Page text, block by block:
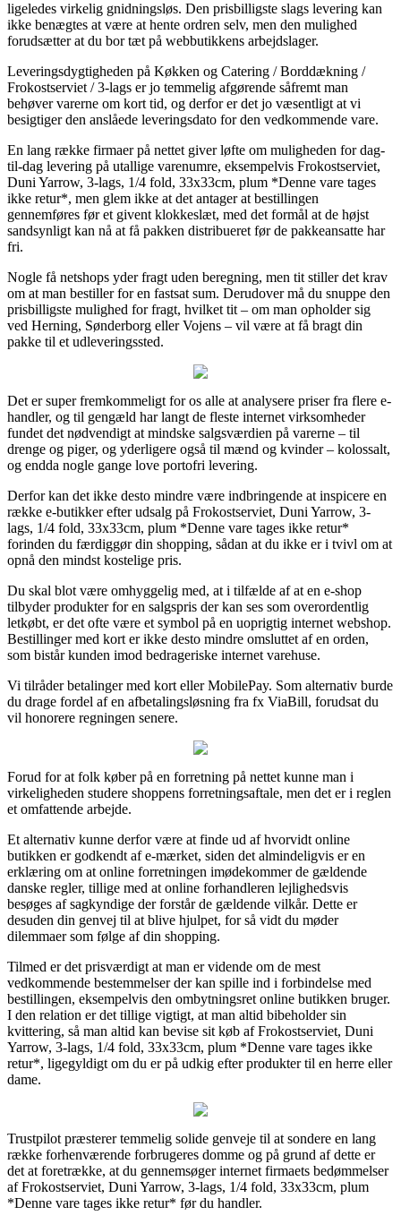
ligeledes virkelig gnidningsløs. Den prisbilligste slags levering kan
ikke benægtes at være at hente ordren selv, men den mulighed
forudsætter at du bor tæt på webbutikkens arbejdslager.
Leveringsdygtigheden på Køkken og Catering / Borddækning /
Frokostserviet / 3-lags er jo temmelig afgørende såfremt man
behøver varerne om kort tid, og derfor er det jo væsentligt at vi
besigtiger den anslåede leveringsdato for den vedkommende vare.
En lang række firmaer på nettet giver løfte om muligheden for dag-
til-dag levering på utallige varenumre, eksempelvis Frokostserviet,
Duni Yarrow, 3-lags, 1/4 fold, 33x33cm, plum *Denne vare tages
ikke retur*, men glem ikke at det antager at bestillingen
gennemføres før et givent klokkeslæt, med det formål at de højst
sandsynligt kan nå at få pakken distribueret før de pakkeansatte har
fri.
Nogle få netshops yder fragt uden beregning, men tit stiller det krav
om at man bestiller for en fastsat sum. Derudover må du snuppe den
prisbilligste mulighed for fragt, hvilket tit – om man opholder sig
ved Herning, Sønderborg eller Vojens – vil være at få bragt din
pakke til et udleveringssted.
Det er super fremkommeligt for os alle at analysere priser fra flere e-
handler, og til gengæld har langt de fleste internet virksomheder
fundet det nødvendigt at mindske salgsværdien på varerne – til
drenge og piger, og yderligere også til mænd og kvinder – kolossalt,
og endda nogle gange love portofri levering.
Derfor kan det ikke desto mindre være indbringende at inspicere en
række e-butikker efter udsalg på Frokostserviet, Duni Yarrow, 3-
lags, 1/4 fold, 33x33cm, plum *Denne vare tages ikke retur*
forinden du færdiggør din shopping, sådan at du ikke er i tvivl om at
opnå den mindst kostelige pris.
Du skal blot være omhyggelig med, at i tilfælde af at en e-shop
tilbyder produkter for en salgspris der kan ses som overordentlig
letkøbt, er det ofte være et symbol på en uoprigtig internet webshop.
Bestillinger med kort er ikke desto mindre omsluttet af en orden,
som bistår kunden imod bedrageriske internet varehuse.
Vi tilråder betalinger med kort eller MobilePay. Som alternativ burde
du drage fordel af en afbetalingsløsning fra fx ViaBill, forudsat du
vil honorere regningen senere.
Forud for at folk køber på en forretning på nettet kunne man i
virkeligheden studere shoppens forretningsaftale, men det er i reglen
et omfattende arbejde.
Et alternativ kunne derfor være at finde ud af hvorvidt online
butikken er godkendt af e-mærket, siden det almindeligvis er en
erklæring om at online forretningen imødekommer de gældende
danske regler, tillige med at online forhandleren lejlighedsvis
besøges af sagkyndige der forstår de gældende vilkår. Dette er
desuden din genvej til at blive hjulpet, for så vidt du møder
dilemmaer som følge af din shopping.
Tilmed er det prisværdigt at man er vidende om de mest
vedkommende bestemmelser der kan spille ind i forbindelse med
bestillingen, eksempelvis den ombytningsret online butikken bruger.
I den relation er det tillige vigtigt, at man altid bibeholder sin
kvittering, så man altid kan bevise sit køb af Frokostserviet, Duni
Yarrow, 3-lags, 1/4 fold, 33x33cm, plum *Denne vare tages ikke
retur*, ligegyldigt om du er på udkig efter produkter til en herre eller
dame.
Trustpilot præsterer temmelig solide genveje til at sondere en lang
række forhenværende forbrugeres domme og på grund af dette er
det at foretrække, at du gennemsøger internet firmaets bedømmelser
af Frokostserviet, Duni Yarrow, 3-lags, 1/4 fold, 33x33cm, plum
*Denne vare tages ikke retur* før du handler.